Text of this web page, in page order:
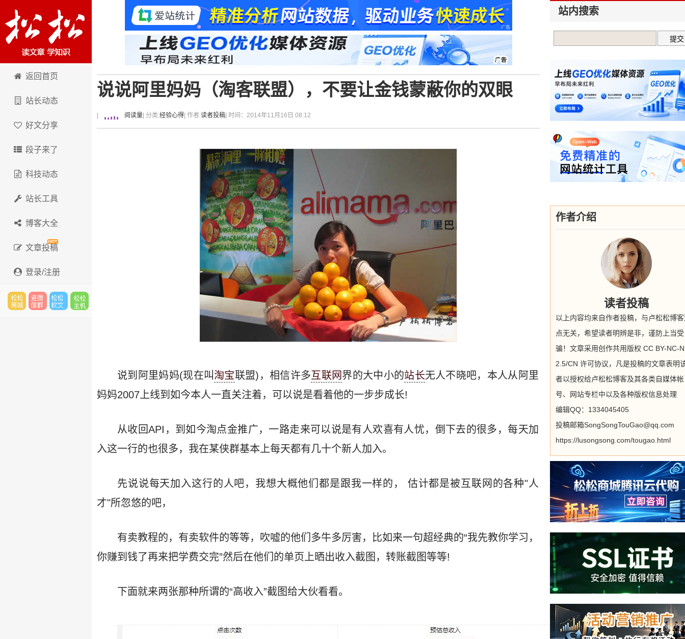
卢松松博客
返回首页
站长动态
好文分享
段子来了
科技动态
站长工具
博客大全
文章投稿
登录/注册
说说阿里妈妈（淘客联盟），不要让金钱蒙蔽你的双眼
阅读量 | 分类:经验心得 | 作者:读者投稿 | 时间：2014年11月16日 08:12
说到阿里妈妈(现在叫淘宝联盟)，相信许多 互联网 界的大中小的站长无人不晓吧，本人从阿里
妈妈2007上线到如今本人一直关注着，可以说是看着他的一步步成长!
从收回API，到如今淘点金推广，一路走来可以说是有人欢喜有人忧，倒下去的很多，每天加
入这一行的也很多，我在某侠群基本上每天都有几十个新人加入。
先说说每天加入这行的人吧，我想大概他们都是跟我一样的， 估计都是被互联网的各种"人
才"所忽悠的吧，
有卖教程的，有卖软件的等等，吹嘘的他们多牛多厉害，比如来一句超经典的“我先教你学习，
你赚到钱了再来把学费交完”然后在他们的单页上晒出收入截图，转账截图等等!
下面就来两张那种所谓的“高收入”截图给大伙看看。
站内搜索
作者介绍
读者投稿
以上内容均来自作者投稿，与卢松松博
点无关，希望读者明辨是非，谨防上当受
骗！文章采用创作共用版权 CC BY-NC-
2.5/CN 许可协议，凡是投稿的文章表明
者以授权给卢松松博客及其各类自媒体帐
号、网站专栏中以及各种版权信息处理
编辑QQ：1334045405
投稿邮箱SongSongTouGao@qq.com
https://lusongsong.com/tougao.html